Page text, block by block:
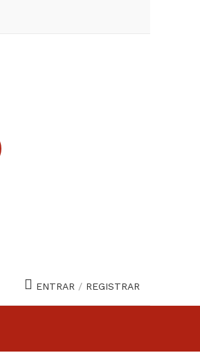
ENTRAR / REGISTRAR